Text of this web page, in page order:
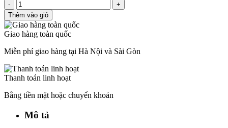
-
+
Thêm vào giỏ
Giao hàng toàn quốc
Miễn phí giao hàng tại Hà Nội và Sài Gòn
Thanh toán linh hoạt
Bằng tiền mặt hoặc chuyển khoản
Mô tả